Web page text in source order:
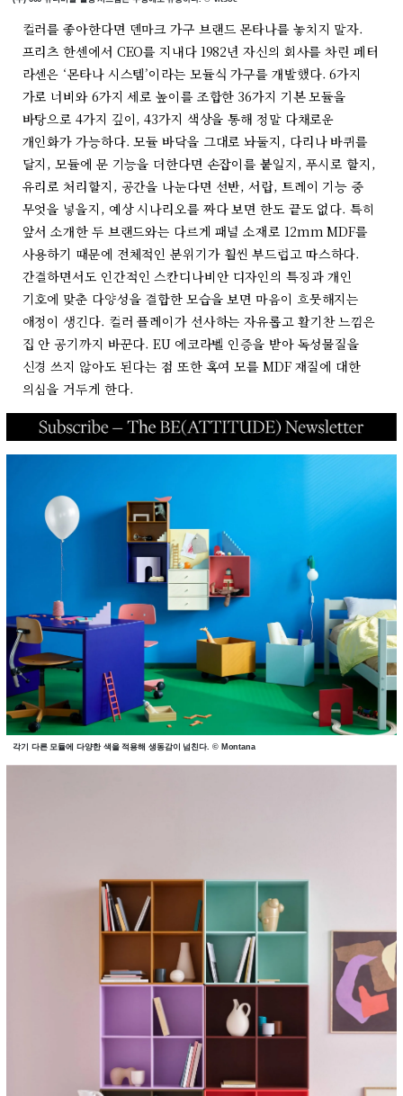
컬러를 좋아한다면 덴마크 가구 브랜드 몬타나를 놓치지 말자.
프리츠 한센에서 CEO를 지내다 1982년 자신의 회사를 차린 페터
라센은 ‘몬타나 시스템’이라는 모듈식 가구를 개발했다. 6가지
가로 너비와 6가지 세로 높이를 조합한 36가지 기본 모듈을
바탕으로 4가지 깊이, 43가지 색상을 통해 정말 다채로운
개인화가 가능하다. 모듈 바닥을 그대로 놔둘지, 다리나 바퀴를
달지, 모듈에 문 기능을 더한다면 손잡이를 붙일지, 푸시로 할지,
유리로 처리할지, 공간을 나눈다면 선반, 서랍, 트레이 기능 중
무엇을 넣을지, 예상 시나리오를 짜다 보면 한도 끝도 없다. 특히
앞서 소개한 두 브랜드와는 다르게 패널 소재로 12mm MDF를
사용하기 때문에 전체적인 분위기가 훨씬 부드럽고 따스하다.
간결하면서도 인간적인 스칸디나비안 디자인의 특징과 개인
기호에 맞춘 다양성을 결합한 모습을 보면 마음이 흐뭇해지는
애정이 생긴다. 컬러 플레이가 선사하는 자유롭고 활기찬 느낌은
집 안 공기까지 바꾼다. EU 에코라벨 인증을 받아 독성물질을
신경 쓰지 않아도 된다는 점 또한 혹여 모를 MDF 재질에 대한
의심을 거두게 한다.
각기 다른 모듈에 다양한 색을 적용해 생동감이 넘친다. © Montana